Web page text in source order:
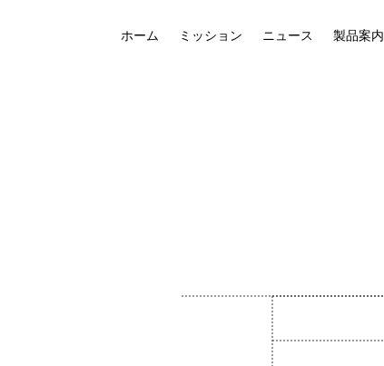
ホーム ミッション ニュース 製品案内